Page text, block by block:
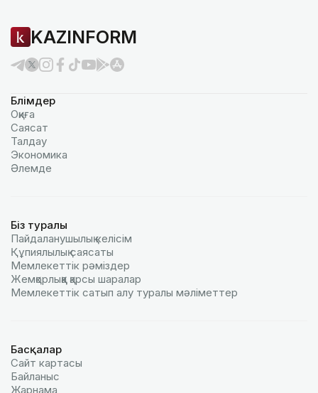
KAZINFORM
Бөлімдер
Оқиға
Саясат
Талдау
Экономика
Әлемде
Біз туралы
Пайдаланушылық келiciм
Құпиялылық саясаты
Мемлекеттік рәміздер
Жемқорлыққа қарсы шаралар
Мемлекеттік сатып алу туралы мәлiметтер
Басқалар
Сайт картасы
Байланыс
Жарнама